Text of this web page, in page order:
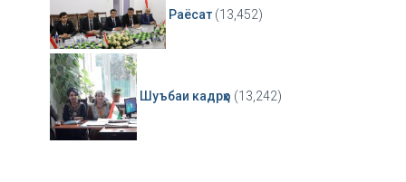
Раёсат (13,452)
Шуъбаи кадрҳо (13,242)